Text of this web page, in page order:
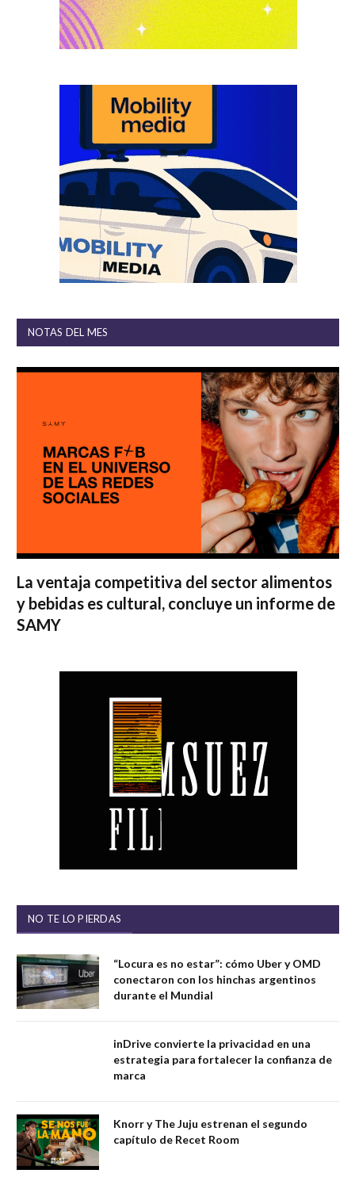
NOTAS DEL MES
La ventaja competitiva del sector alimentos
y bebidas es cultural, concluye un informe de
SAMY
NO TE LO PIERDAS
“Locura es no estar”: cómo Uber y OMD
conectaron con los hinchas argentinos
durante el Mundial
inDrive convierte la privacidad en una
estrategia para fortalecer la confianza de
marca
Knorr y The Juju estrenan el segundo
capítulo de Recet Room